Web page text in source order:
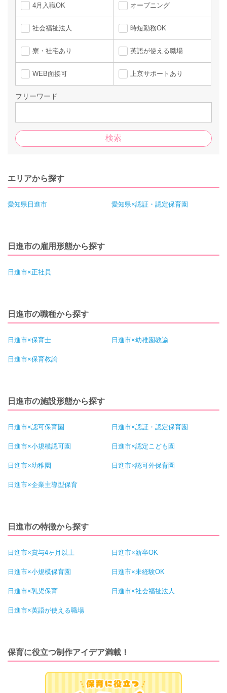
4月入職OK オープニング
社会福祉法人 時短勤務OK
寮・社宅あり 英語が使える職場
WEB面接可 上京サポートあり
フリーワード
エリアから探す
愛知県日進市 愛知県×認証・認定保育園
日進市の雇用形態から探す
日進市×正社員
日進市の職種から探す
日進市×保育士 日進市×幼稚園教諭
日進市×保育教諭
日進市の施設形態から探す
日進市×認可保育園 日進市×認証・認定保育園
日進市×小規模認可園 日進市×認定こども園
日進市×幼稚園 日進市×認可外保育園
日進市×企業主導型保育
日進市の特徴から探す
日進市×賞与4ヶ月以上 日進市×新卒OK
日進市×小規模保育園 日進市×未経験OK
日進市×乳児保育 日進市×社会福祉法人
日進市×英語が使える職場
保育に役立つ制作アイデア満載！